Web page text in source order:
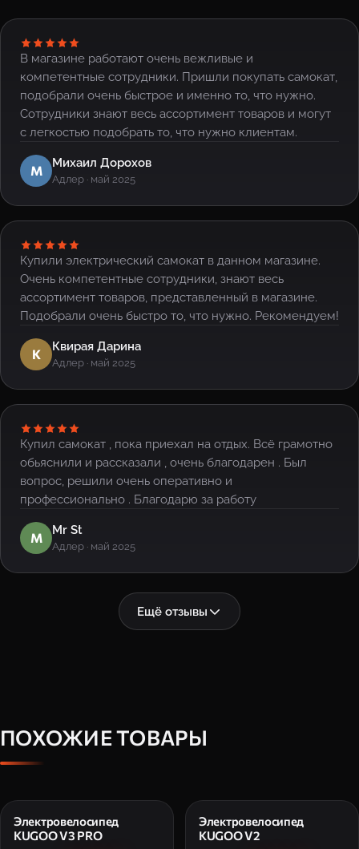
В магазине работают очень вежливые и
компетентные сотрудники. Пришли покупать самокат,
подобрали очень быстрое и именно то, что нужно.
Сотрудники знают весь ассортимент товаров и могут
с легкостью подобрать то, что нужно клиентам.
М Михаил Дорохов
Адлер · май 2025
Купили электрический самокат в данном магазине.
Очень компетентные сотрудники, знают весь
ассортимент товаров, представленный в магазине.
Подобрали очень быстро то, что нужно. Рекомендуем!
К Квирая Дарина
Адлер · май 2025
Купил самокат , пока приехал на отдых. Всё грамотно
обьяснили и рассказали , очень благодарен . Был
вопрос, решили очень оперативно и
профессионально . Благодарю за работу
M Mr St
Адлер · май 2025
Ещё отзывы
ПОХОЖИЕ ТОВАРЫ
Электровелосипед
KUGOO V3 PRO
Электровелосипед
KUGOO V2